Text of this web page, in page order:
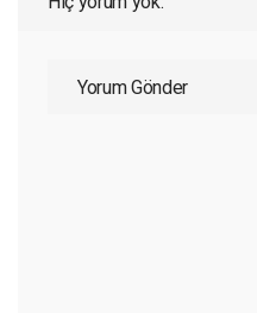
Yorum Gönder